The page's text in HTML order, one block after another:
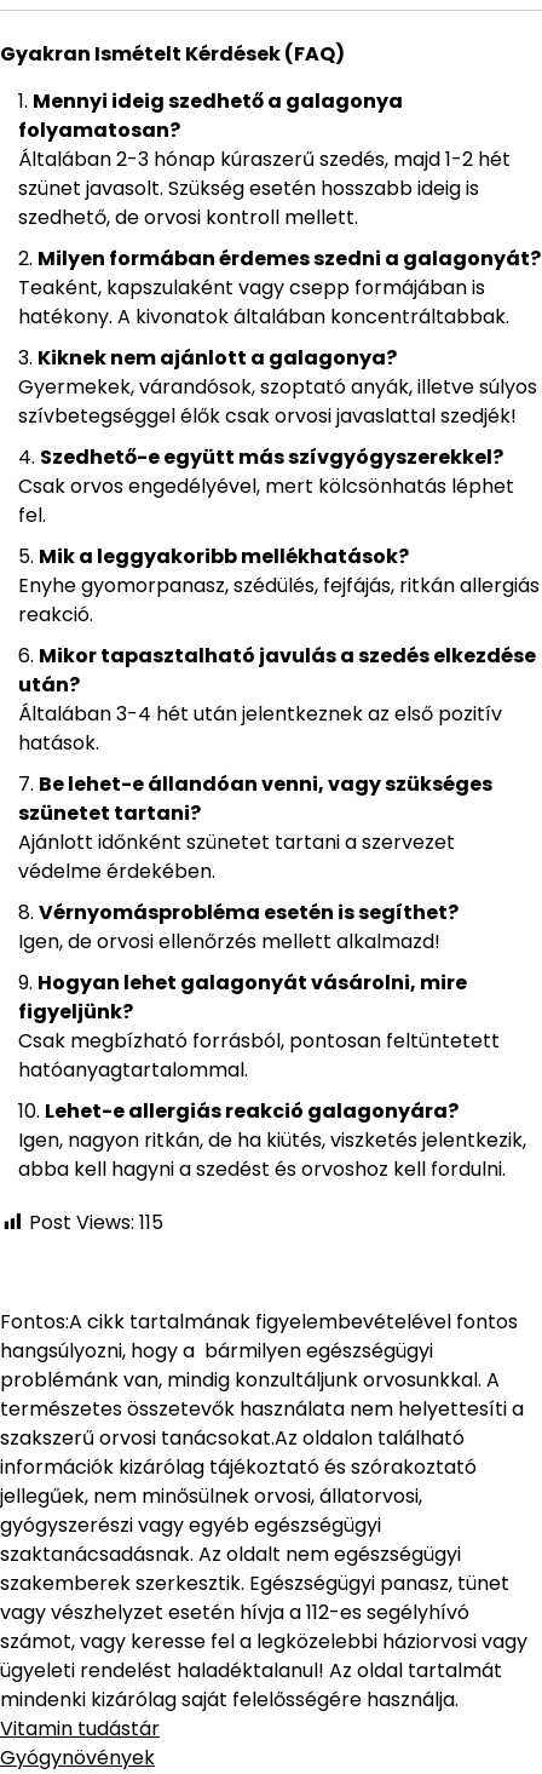
Gyakran Ismételt Kérdések (FAQ)
Mennyi ideig szedhető a galagonya
folyamatosan?
Általában 2-3 hónap kúraszerű szedés, majd 1-2 hét
szünet javasolt. Szükség esetén hosszabb ideig is
szedhető, de orvosi kontroll mellett.
Milyen formában érdemes szedni a galagonyát?
Teaként, kapszulaként vagy csepp formájában is
hatékony. A kivonatok általában koncentráltabbak.
Kiknek nem ajánlott a galagonya?
Gyermekek, várandósok, szoptató anyák, illetve súlyos
szívbetegséggel élők csak orvosi javaslattal szedjék!
Szedhető-e együtt más szívgyógyszerekkel?
Csak orvos engedélyével, mert kölcsönhatás léphet
fel.
Mik a leggyakoribb mellékhatások?
Enyhe gyomorpanasz, szédülés, fejfájás, ritkán allergiás
reakció.
Mikor tapasztalható javulás a szedés elkezdése
után?
Általában 3-4 hét után jelentkeznek az első pozitív
hatások.
Be lehet-e állandóan venni, vagy szükséges
szünetet tartani?
Ajánlott időnként szünetet tartani a szervezet
védelme érdekében.
Vérnyomásprobléma esetén is segíthet?
Igen, de orvosi ellenőrzés mellett alkalmazd!
Hogyan lehet galagonyát vásárolni, mire
figyeljünk?
Csak megbízható forrásból, pontosan feltüntetett
hatóanyagtartalommal.
Lehet-e allergiás reakció galagonyára?
Igen, nagyon ritkán, de ha kiütés, viszketés jelentkezik,
abba kell hagyni a szedést és orvoshoz kell fordulni.
Post Views: 115
Fontos:A cikk tartalmának figyelembevételével fontos
hangsúlyozni, hogy a bármilyen egészségügyi
problémánk van, mindig konzultáljunk orvosunkkal. A
természetes összetevők használata nem helyettesíti a
szakszerű orvosi tanácsokat.Az oldalon található
információk kizárólag tájékoztató és szórakoztató
jellegűek, nem minősülnek orvosi, állatorvosi,
gyógyszerészi vagy egyéb egészségügyi
szaktanácsadásnak. Az oldalt nem egészségügyi
szakemberek szerkesztik. Egészségügyi panasz, tünet
vagy vészhelyzet esetén hívja a 112-es segélyhívó
számot, vagy keresse fel a legközelebbi háziorvosi vagy
ügyeleti rendelést haladéktalanul! Az oldal tartalmát
mindenki kizárólag saját felelősségére használja.
Vitamin tudástár
Gyógynövények